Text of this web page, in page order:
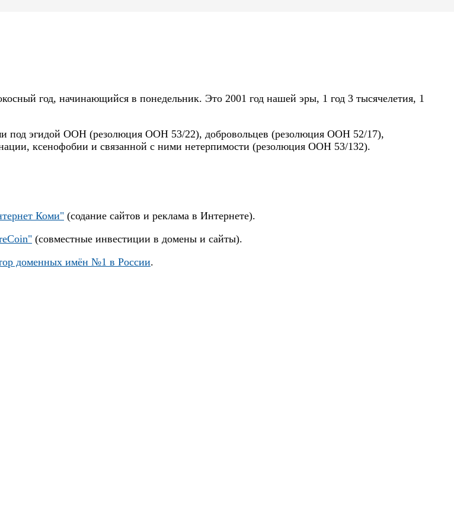
год, начинающийся в понедельник. Это 2001 год нашей эры, 1 год 3 тысячелетия, 1
под эгидой ООН (резолюция ООН 53/22), добровольцев (резолюция ООН 52/17),
ксенофобии и связанной с ними нетерпимости (резолюция ООН 53/132).
Коми" (содание сайтов и реклама в Интернете).
(совместные инвестиции в домены и сайты).
доменных имён №1 в России.